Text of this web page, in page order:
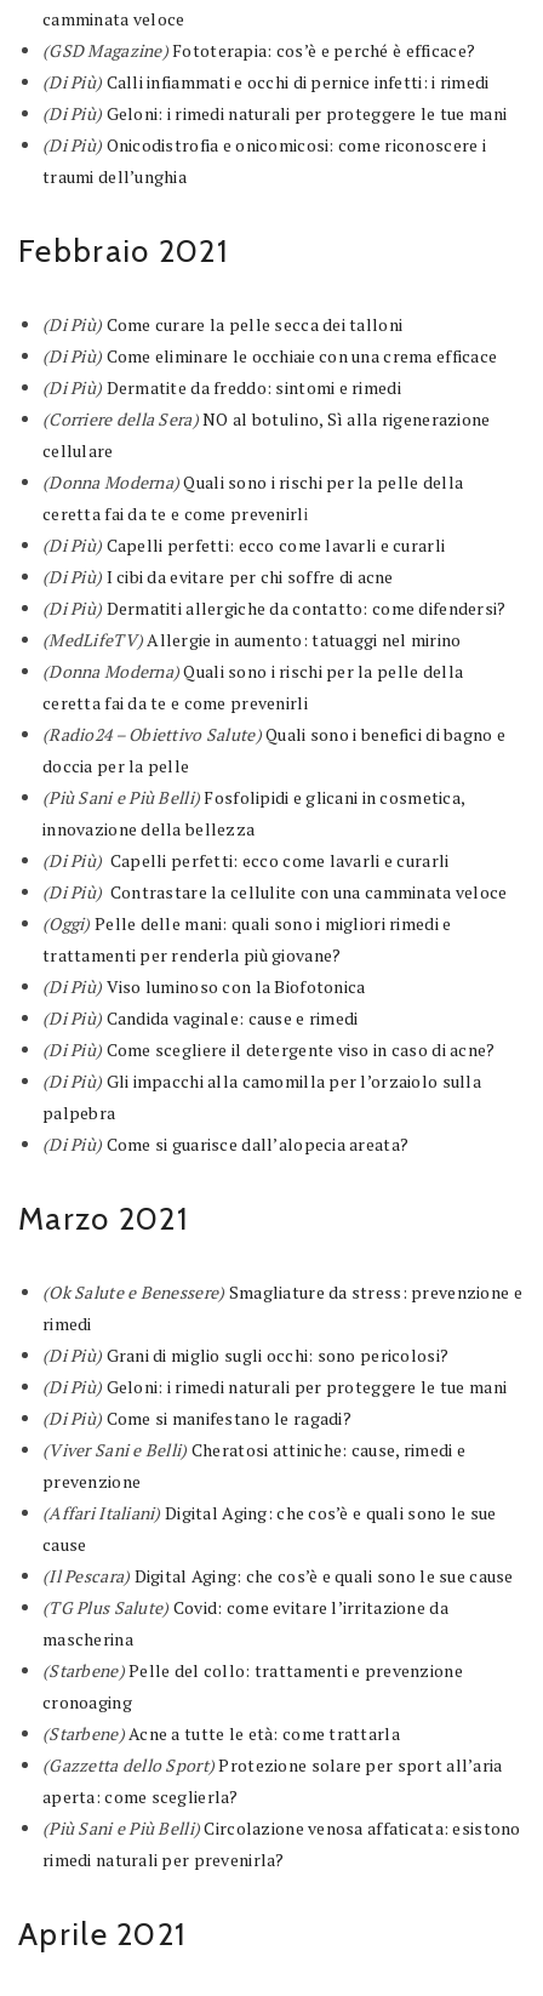
camminata veloce
(GSD Magazine)Fototerapia: cos’è e perché è efficace?
(Di Più) Calli infiammati e occhi di pernice infetti: i rimedi
(Di Più) Geloni: i rimedi naturali per proteggere le tue mani
(Di Più) Onicodistrofia e onicomicosi: come riconoscere i
traumi dell’unghia
Febbraio 2021
(Di Più) Come curare la pelle secca dei talloni
(Di Più) Come eliminare le occhiaie con una crema efficace
(Di Più) Dermatite da freddo: sintomi e rimedi
(Corriere della Sera)NO al botulino, Sì alla rigenerazione
cellulare
(Donna Moderna)Quali sono i rischi per la pelle della
ceretta fai da te e come prevenirli
(Di Più) Capelli perfetti: ecco come lavarli e curarli
(Di Più) I cibi da evitare per chi soffre di acne
(Di Più) Dermatiti allergiche da contatto: come difendersi?
(MedLifeTV)Allergie in aumento: tatuaggi nel mirino
(Donna Moderna)Quali sono i rischi per la pelle della
ceretta fai da te e come prevenirli
(Radio24 – Obiettivo Salute)Quali sono i benefici di bagno e
doccia per la pelle
(Più Sani e Più Belli)Fosfolipidi e glicani in cosmetica,
innovazione della bellezza
(Di Più) Capelli perfetti: ecco come lavarli e curarli
(Di Più) Contrastare la cellulite con una camminata veloce
(Oggi) Pelle delle mani: quali sono i migliori rimedi e
trattamenti per renderla più giovane?
(Di Più) Viso luminoso con la Biofotonica
(Di Più) Candida vaginale: cause e rimedi
(Di Più) Come scegliere il detergente viso in caso di acne?
(Di Più) Gli impacchi alla camomilla per l’orzaiolo sulla
palpebra
(Di Più) Come si guarisce dall’alopecia areata?
Marzo 2021
(Ok Salute e Benessere) Smagliature da stress: prevenzione e
rimedi
(Di Più) Grani di miglio sugli occhi: sono pericolosi?
(Di Più) Geloni: i rimedi naturali per proteggere le tue mani
(Di Più) Come si manifestano le ragadi?
(Viver Sani e Belli) Cheratosi attiniche: cause, rimedi e
prevenzione
(Affari Italiani) Digital Aging: che cos’è e quali sono le sue
cause
(Il Pescara) Digital Aging: che cos’è e quali sono le sue cause
(TG Plus Salute) Covid: come evitare l’irritazione da
mascherina
(Starbene)Pelle del collo: trattamenti e prevenzione
cronoaging
(Starbene)Acne a tutte le età: come trattarla
(Gazzetta dello Sport)Protezione solare per sport all’aria
aperta: come sceglierla?
(Più Sani e Più Belli)Circolazione venosa affaticata: esistono
rimedi naturali per prevenirla?
Aprile 2021